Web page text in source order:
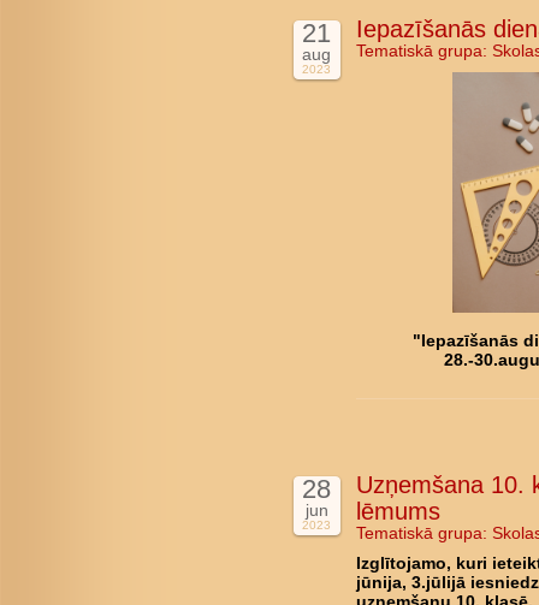
21
aug
2023
Iepazīšanās
Tematiskā grupa:
"Iepazīšanās
28.-
28
jun
2023
Uzņemšana 10.
lēmums
Tematiskā grupa:
Izglītojamo, kuri
jūnija, 3.jūlijā